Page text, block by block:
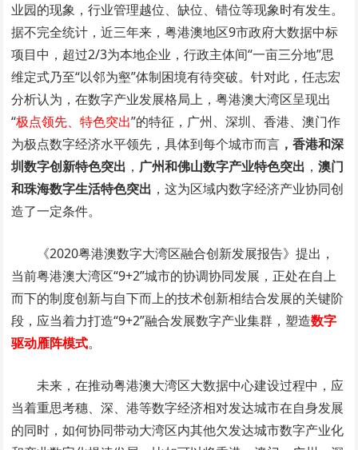
业园的现象，行业管理越位、缺位、错位等现象时有发生。
据不完全统计，近三年来，粤港澳地区9市政府大数据中标
项目中，超过2/3为本地企业，行政主体间“一亩三分地”思
维定式乃至“以邻为壑”体制困境有待突破。针对此，任志宏
分析认为，在数字产业发展格局上，粤港澳大湾区呈现出
“极点领先、特色突出”的特征，广州、深圳、香港、澳门作
为极点数字经济水平领先，具体到每个城市而言 ，香港和深
圳数字创新特色突出 ， 广州和佛山数字产业特色突出 ，澳门
和珠海数字生活特色突出 ，这为区域内数字经济产业协同创
造了一定条件。
《2020粤港澳数字大湾区融合创新发展报告》提出，
当前粤港澳大湾区“9+2”城市的协调协同发展，正处在自上
而下的制度创新与自下而上的技术创新相结合发展的关键阶
段，应当着力打造“9+2”融合发展数字产业集群，塑造数字
驱动雁阵模式。
未来，在推动粤港澳大湾区大数据中心建设过程中，应
当着重思考穗、深、港等数字经济相对发达城市在自身发展
的同时，如何协同带动大湾区内其他欠发达城市数字产业化